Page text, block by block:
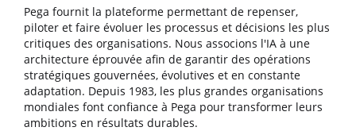
Pega fournit la plateforme permettant de repenser,
piloter et faire évoluer les processus et décisions les plus
critiques des organisations. Nous associons l'IA à une
architecture éprouvée afin de garantir des opérations
stratégiques gouvernées, évolutives et en constante
adaptation. Depuis 1983, les plus grandes organisations
mondiales font confiance à Pega pour transformer leurs
ambitions en résultats durables.